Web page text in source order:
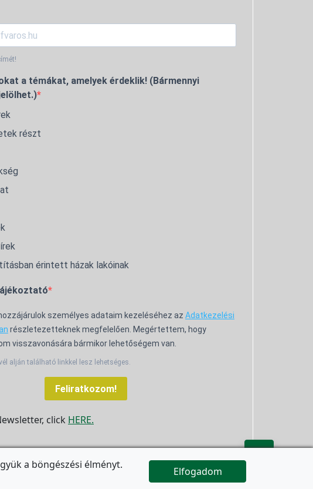
a témákat, amelyek érdeklik! (Bármennyi
részt
érintett házak lakóinak
személyes adataim kezeléséhez az Adatkezelési
részletezetteknek megfelelően. Megértettem, hogy
visszavonására bármikor lehetőségem van.
alján található linkkel lesz lehetséges.
Feliratkozom!
click HERE.

a böngészési élményt.
Elfogadom